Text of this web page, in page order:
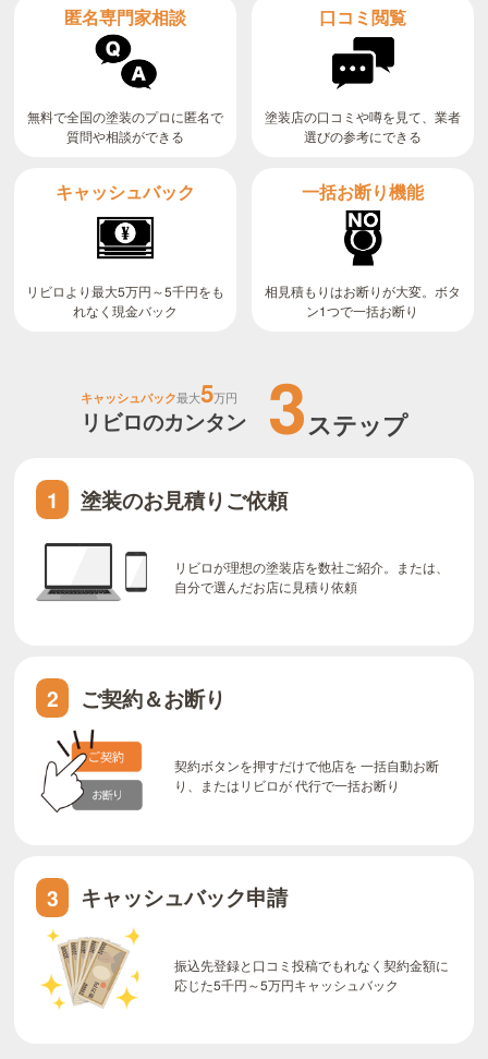
匿名専門家相談
無料で全国の塗装のプロに匿名で
質問や相談ができる
口コミ閲覧
塗装店の口コミや噂を見て、業者
選びの参考にできる
キャッシュバック
リビロより最大5万円～5千円をも
れなく現金バック
一括お断り機能
相見積もりはお断りが大変。ボタ
ン1つで一括お断り
キャッシュバック最大5万円
リビロのカンタン 3ステップ
1 塗装のお見積りご依頼
リビロが理想の塗装店を数社ご紹介。または、
自分で選んだお店に見積り依頼
2 ご契約＆お断り
契約ボタンを押すだけで他店を 一括自動お断
り、またはリビロが 代行で一括お断り
3 キャッシュバック申請
振込先登録と口コミ投稿でもれなく契約金額に
応じた5千円～5万円キャッシュバック